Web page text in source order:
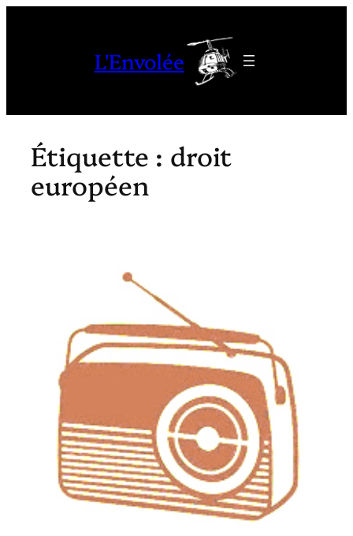
L'Envolée
Étiquette : droit
européen